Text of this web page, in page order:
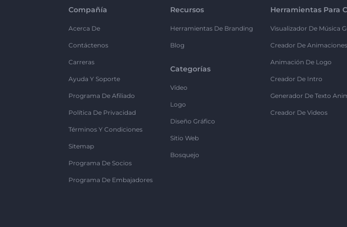
Compañía
Acerca De
Contáctenos
Carreras
Ayuda Y Soporte
Programa De Afiliado
Política De Privacidad
Términos Y Condiciones
Sitemap
Programa De Socios
Programa De Embajadores
Recursos
Herramientas De Branding
Blog
Categorías
Vídeo
Logo
Diseño Gráfico
Sitio Web
Bosquejo
Herramientas Para
Visualizador De Música
Creador De Animaciones
Animación De Logo
Creador De Intro
Generador De Texto
Creador De Videos